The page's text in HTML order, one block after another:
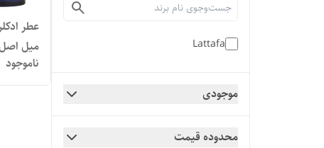
Lattafa
موجودی
محدوده قیمت
میل
ناموجود